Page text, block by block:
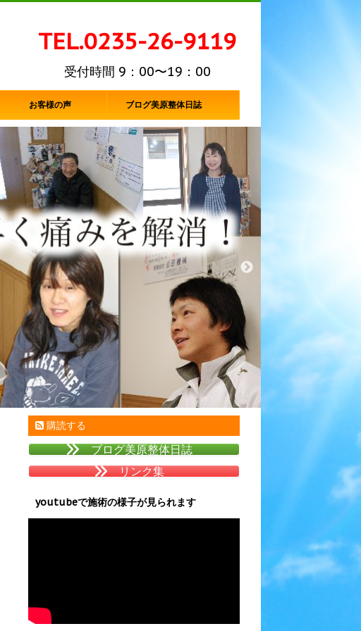
TEL.0235-26-9119
受付時間 9：00〜19：00
お客様の声 ブログ美原整体日誌
購読する
ブログ美原整体日誌
リンク集
youtubeで施術の様子が見られます